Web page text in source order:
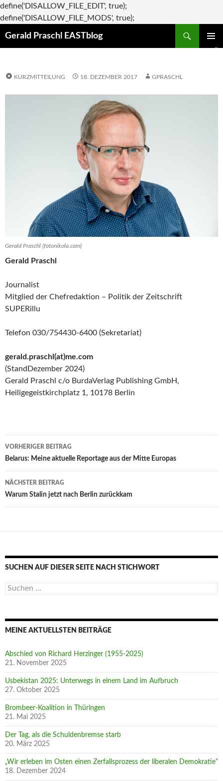
define('DISALLOW_FILE_EDIT', true);
define('DISALLOW_FILE_MODS', true);
Gerald Praschl EASTblog
KURZMITTEILUNG 18. DEZEMBER 2017 GPRASCHL
Gerald Praschl (fotonikola.com)
Gerald Praschl
Journalist
Mitglied der Chefredaktion – Politik der Zeitschrift
SUPERillu
Telefon 030/754430-6400 (Sekretariat)
gerald.praschl(at)me.com
(StandDezember 2024)
Gerald Praschl c/o BurdaVerlag Publishing GmbH,
Heiligegeistkirchplatz 1, 10178 Berlin
Beitragsnavigation
VORHERIGER BEITRAG
Belarus: Meine aktuelle Reportage aus der Mitte Europas
NÄCHSTER BEITRAG
Warum Stalin jetzt nach Berlin zurückkam
SUCHEN AUF DIESER SEITE NACH STICHWORT
Suche
nach:
MEINE AKTUELLSTEN BEITRÄGE
Abschied von Richard Herzinger (1955-2025)
21. November 2025
Usbekistan 2025: Unterwegs in einem Land im Aufbruch
27. Oktober 2025
Brombeer-Koalition in Thüringen
21. Mai 2025
Der Tag, als die Schuldenbremse starb
20. März 2025
„Wir erleben im Osten einen Zerfallsprozess der liberalen Demokratie“
18. Dezember 2024